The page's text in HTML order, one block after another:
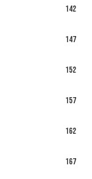
142
147
152
157
162
167